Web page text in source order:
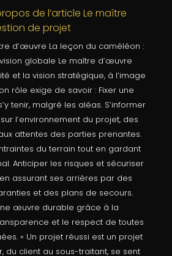
d’œuvre La leçon du caméléon :
globale Le maître d’œuvre
et la vision stratégique, à l’image
rôle exige de savoir : Fixer une
tenir, malgré les aléas. S’informer
l’environnement du projet, des
attentes des parties prenantes.
du terrain tout en gardant
Anticiper les risques et sécuriser
assurant ses arrières par des
et des plans de secours.
œuvre durable grâce à la
et le respect de toutes
« Un projet réussi est un projet
du client au sous-traitant, se sent